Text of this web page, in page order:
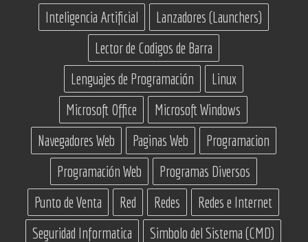
Inteligencia Artificial
Lanzadores (Launchers)
Lector de Codigos de Barra
Lenguajes de Programación
Linux
Microsoft Office
Microsoft Windows
Navegadores Web
Paginas Web
Programacion
Programación Web
Programas Diversos
Punto de Venta
Red Redes
Redes e Internet
Seguridad Informatica
Simbolo del Sistema (CMD)